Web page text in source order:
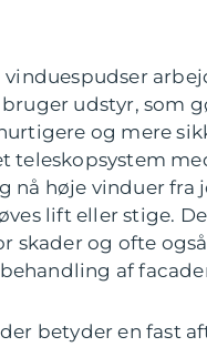
vinduespudser
udstyr, som
og mere
teleskopsystem
nå høje vinduer fra
lift eller stige.
skader og ofte
af
betyder en fast